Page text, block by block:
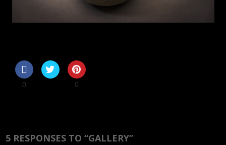
0 0
5 RESPONSES TO “GALLERY”